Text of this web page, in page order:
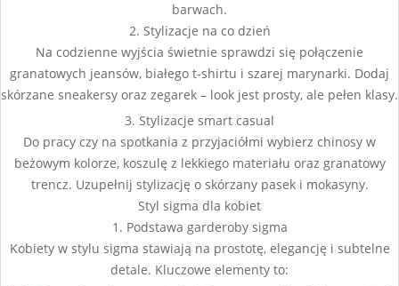
barwach.
2. Stylizacje na co dzień
Na codzienne wyjścia świetnie sprawdzi się połączenie
granatowych jeansów, białego t-shirtu i szarej marynarki. Dodaj
skórzane sneakersy oraz zegarek – look jest prosty, ale pełen klasy.
3. Stylizacje smart casual
Do pracy czy na spotkania z przyjaciółmi wybierz chinosy w
beżowym kolorze, koszulę z lekkiego materiału oraz granatowy
trencz. Uzupełnij stylizację o skórzany pasek i mokasyny.
Styl sigma dla kobiet
1. Podstawa garderoby sigma
Kobiety w stylu sigma stawiają na prostotę, elegancję i subtelne
detale. Kluczowe elementy to: